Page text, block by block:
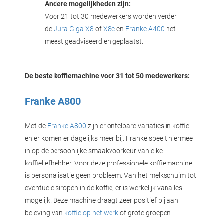
Andere mogelijkheden zijn:
Voor 21 tot 30 medewerkers worden verder
deJura Giga X8 ofX8cen Franke A400 het
meest geadviseerd en geplaatst.
De beste koffiemachine voor 31 tot 50 medewerkers:
Franke A800
Met de Franke A800 zijn er ontelbare variaties in koffie
en er komen er dagelijks meer bij. Franke speelt hiermee
in op de persoonlijke smaakvoorkeur van elke
koffieliefhebber. Voor deze professionele koffiemachine
is personalisatie geen probleem. Van het melkschuim tot
eventuele siropen in de koffie, er is werkelijk vanalles
mogelijk. Deze machine draagt zeer positief bij aan
beleving van koffie op het werkof grote groepen